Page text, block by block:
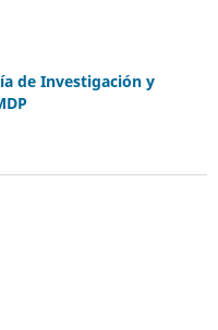
de Investigación y